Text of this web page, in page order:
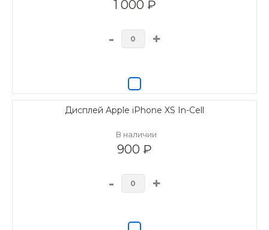
1 000 ₽
- +
Дисплей Apple iPhone XS In-Cell
В наличии
900 ₽
- +